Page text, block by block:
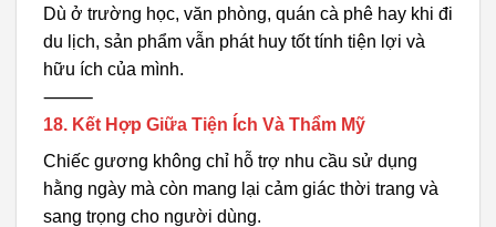
Dù ở trường học, văn phòng, quán cà phê hay khi đi
du lịch, sản phẩm vẫn phát huy tốt tính tiện lợi và
hữu ích của mình.
⸻
18. Kết Hợp Giữa Tiện Ích Và Thẩm Mỹ
Chiếc gương không chỉ hỗ trợ nhu cầu sử dụng
hằng ngày mà còn mang lại cảm giác thời trang và
sang trọng cho người dùng.